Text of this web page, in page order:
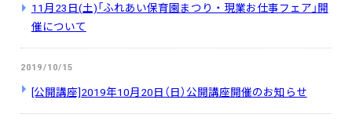
11月23日(土)「ふれあい保育園まつり・現業お仕事フェア」開
催について
2019/10/15
[公開講座]2019年10月20日（日）公開講座開催のお知らせ